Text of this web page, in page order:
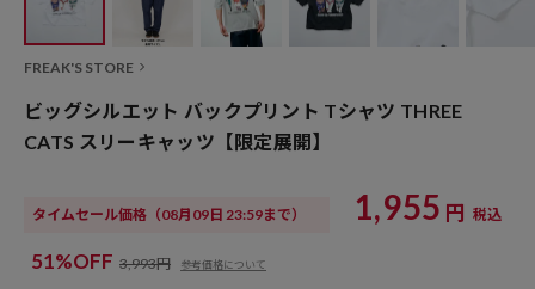
FREAK'S STORE
ビッグシルエット バックプリント Tシャツ THREE
CATS スリーキャッツ【限定展開】
タイムセール価格 （08月09日 23:59まで） 1,955 円 税込
51%OFF 3,993円 参考価格について